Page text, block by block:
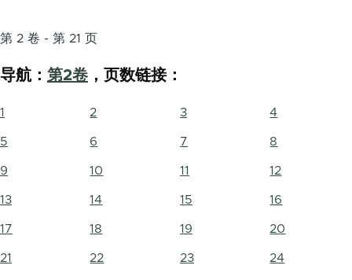
第 2 卷 - 第 21 页
导航： 第2卷 ，页数链接：
1 2 3 4
5 6 7 8
9 10 11 12
13 14 15 16
17 18 19 20
21 22 23 24